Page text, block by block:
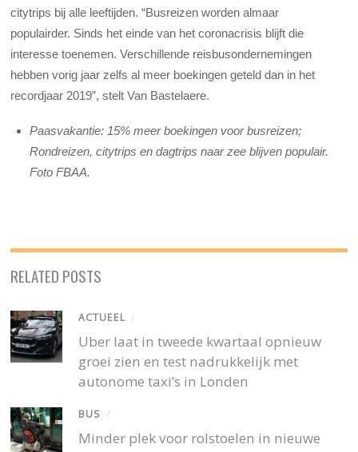
citytrips bij alle leeftijden. “Busreizen worden almaar
populairder. Sinds het einde van het coronacrisis blijft die
interesse toenemen. Verschillende reisbusondernemingen
hebben vorig jaar zelfs al meer boekingen geteld dan in het
recordjaar 2019”, stelt Van Bastelaere.
Paasvakantie: 15% meer boekingen voor busreizen;
Rondreizen, citytrips en dagtrips naar zee blijven populair.
Foto FBAA.
RELATED POSTS
ACTUEEL /
Uber laat in tweede kwartaal opnieuw
groei zien en test nadrukkelijk met
autonome taxi’s in Londen
BUS /
Minder plek voor rolstoelen in nieuwe